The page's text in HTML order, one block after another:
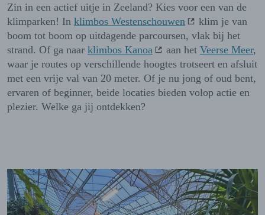
Zin in een actief uitje in Zeeland? Kies voor een van de
klimparken! In klimbos Westenschouwen
klim je van
boom tot boom op uitdagende parcoursen, vlak bij het
strand. Of ga naar klimbos Kanoa aan het Veerse Meer,
waar je routes op verschillende hoogtes trotseert en afsluit
met een vrije val van 20 meter. Of je nu jong of oud bent,
ervaren of beginner, beide locaties bieden volop actie en
plezier. Welke ga jij ontdekken?